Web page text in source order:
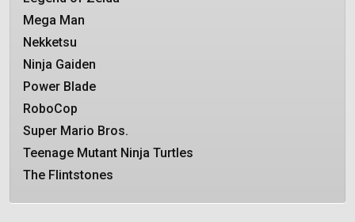
Mega Man
Nekketsu
Ninja Gaiden
Power Blade
RoboCop
Super Mario Bros.
Teenage Mutant Ninja Turtles
The Flintstones